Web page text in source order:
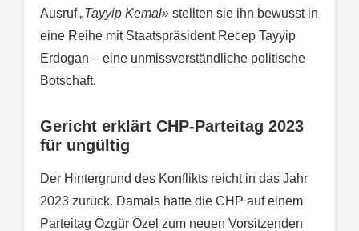
Ausruf„Tayyip Kemal» stellten sie ihn bewusst in
eine Reihe mit Staatspräsident Recep Tayyip
Erdogan – eine unmissverständliche politische
Botschaft.
Gericht erklärt CHP-Parteitag 2023
für ungültig
Der Hintergrund des Konflikts reicht in das Jahr
2023 zurück. Damals hatte die CHP auf einem
Parteitag Özgür Özel zum neuen Vorsitzenden